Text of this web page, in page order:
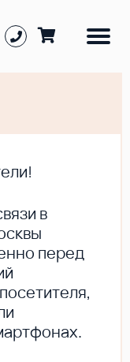
в
перед